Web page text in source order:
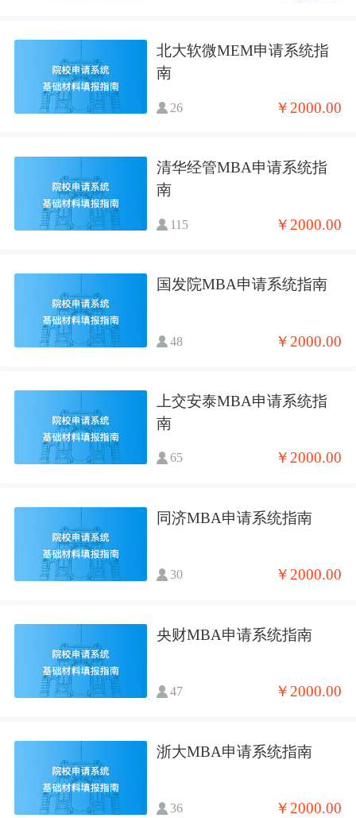
北大软微MEM申请系统指
南
26 ￥2000.00
清华经管MBA申请系统指
南
115 ￥2000.00
国发院MBA申请系统指南
48 ￥2000.00
上交安泰MBA申请系统指
南
65 ￥2000.00
同济MBA申请系统指南
30 ￥2000.00
央财MBA申请系统指南
47 ￥2000.00
浙大MBA申请系统指南
36 ￥2000.00